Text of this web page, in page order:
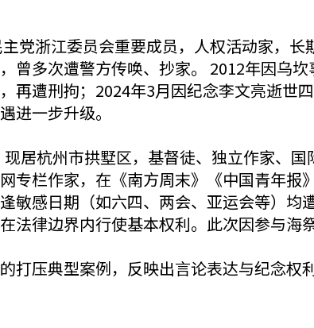
党浙江委员会重要成员，人权活动家，
曾多次遭警方传唤、抄家。 2012年因乌
再遭刑拘；2024年3月因纪念李文亮逝世
进一步升级。
居杭州市拱墅区，基督徒、独立作家、
专栏作家，在《南方周末》《中国青年报
敏感日期（如六四、两会、亚运会等）
法律边界内行使基本权利。此次因参与海
打压典型案例，反映出言论表达与纪念权